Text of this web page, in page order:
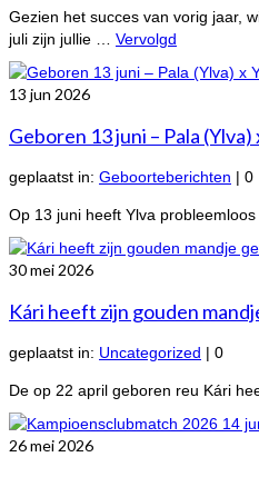
Gezien het succes van vorig jaar,
juli zijn jullie … Vervolgd
13 jun 2026
Geboren 13 juni – Pala
geplaatst in: Geboorteberichten | 0
Op 13 juni heeft Ylva
30mei 2026
Kári heeft zijn gouden
geplaatst in: Uncategorized | 0
De op 22 april geboren reu Kári
26mei 2026